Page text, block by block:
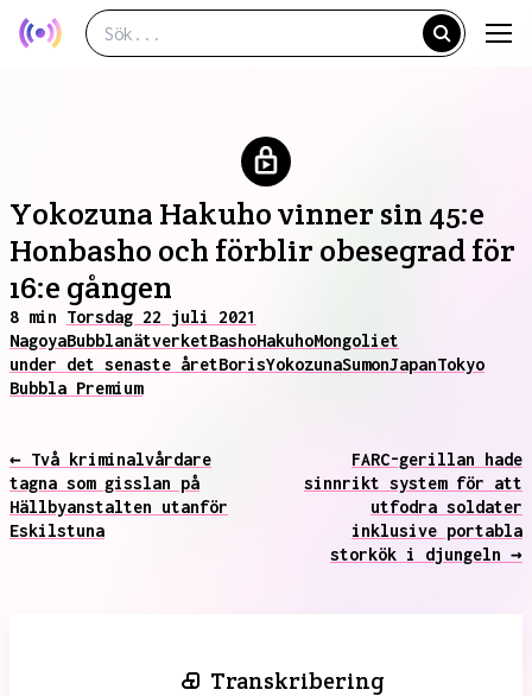
Yokozuna Hakuho vinner sin 45:e
Honbasho och förblir obesegrad för
16:e gången
8 min Torsdag 22 juli 2021
NagoyaBubblanätverketBashoHakuhoMongoliet
under det senaste åretBorisYokozunaSumonJapanTokyo
Bubbla Premium
← Två kriminalvårdare
tagna som gisslan på
Hällbyanstalten utanför
Eskilstuna
FARC-gerillan hade
sinnrikt system för att
utfodra soldater
inklusive portabla
storkök i djungeln →
Transkribering